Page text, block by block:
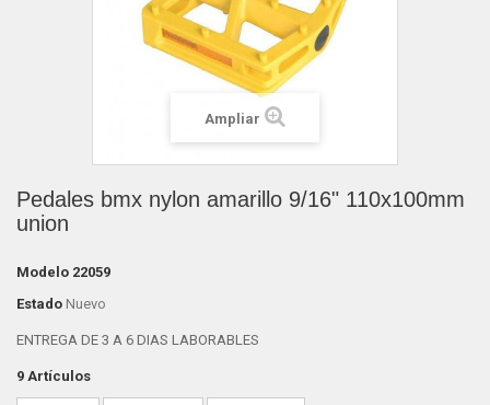
Ampliar
Pedales bmx nylon amarillo 9/16" 110x100mm
union
Modelo 22059
Estado Nuevo
ENTREGA DE 3 A 6 DIAS LABORABLES
9 Artículos